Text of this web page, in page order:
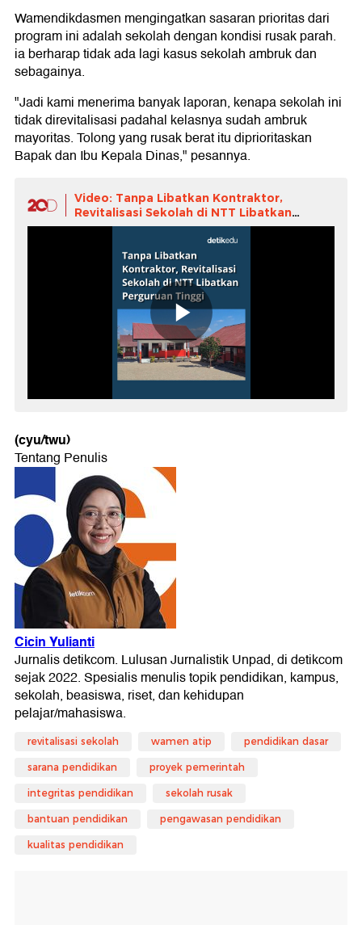
Wamendikdasmen mengingatkan sasaran prioritas dari
program ini adalah sekolah dengan kondisi rusak parah.
ia berharap tidak ada lagi kasus sekolah ambruk dan
sebagainya.
"Jadi kami menerima banyak laporan, kenapa sekolah ini
tidak direvitalisasi padahal kelasnya sudah ambruk
mayoritas. Tolong yang rusak berat itu diprioritaskan
Bapak dan Ibu Kepala Dinas," pesannya.
Video: Tanpa Libatkan Kontraktor,
Revitalisasi Sekolah di NTT Libatkan
Perguruan Tinggi
(cyu/twu)
revitalisasi sekolah wamen atip pendidikan dasar
sarana pendidikan proyek pemerintah
integritas pendidikan sekolah rusak
bantuan pendidikan pengawasan pendidikan
kualitas pendidikan